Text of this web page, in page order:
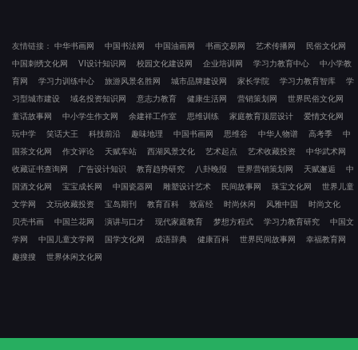
友情链接： 中华书画网 中国书法网 中国油画网 书画交易网 艺术传播网
民俗文化网
中国刺绣文化网
VI设计知识网 校园文化建设网 企业培训网 学习力教育中心
中小学教
育网
学习力训练中心 旅游风景名胜网 城市品牌建设网 家长学院 学习力教育智库
学
习型城市建设
域名投资知识网 意志力教育 健康生活网 营销策划网
世界民俗文化网
童话故事网
中小学生作文网 余建祥工作室 思维训练 家庭教育顶层设计
爱情文化网
玩中学
笑话大王 科技前沿 趣味地理 中国书画网 思维谷 中华人物谱 高考季
中
国茶文化网
作文评论 天赋车站 西湖风景文化 艺术起点 艺术收藏投资
中华武术网
收藏证书查询网
广告设计知识 教育趋势研究 八卦晚报 世界营销策划网 天赋邂逅
中
国酒文化网
宝宝成长网 中国瓷器网 雕塑设计艺术 民间故事网 珠宝文化网
世界儿童
文学网
文玩收藏投资 宝岛期刊 教育百科 致富经 时尚休闲 风雅中国
时尚文化
贝壳书画
中国兰花网 演讲与口才 现代家庭教育 梦想方程式 学习力教育研究
中国文
学网
中国儿童文学网 国学文化网 成语辞典 健康百科 世界民间故事网
幸福教育网
趣搜搜
世界休闲文化网